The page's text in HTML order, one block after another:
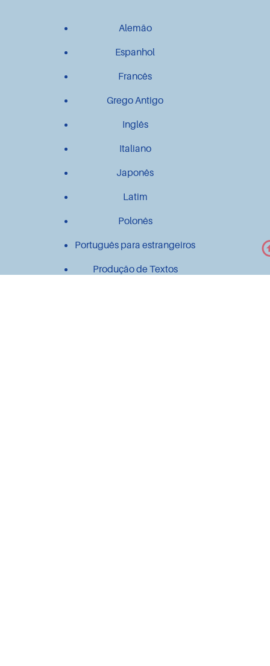
Alemão
Espanhol
Francês
Grego Antigo
Inglês
Italiano
Japonês
Latim
Polonês
Português para estrangeiros
Produção de Textos